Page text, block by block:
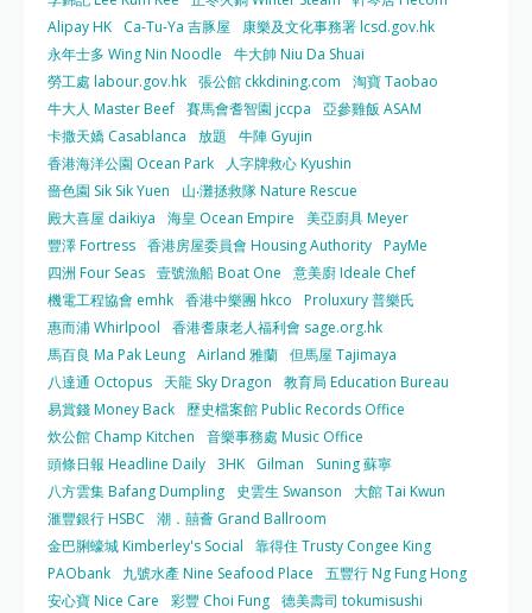
Alipay HK
Ca-Tu-Ya 吉豚屋
康樂及文化事務署 lcsd.gov.hk
永年士多 Wing Nin Noodle
牛大帥 Niu Da Shuai
勞工處 labour.gov.hk 張公館 ckkdining.com
淘寶 Taobao
牛大人 Master Beef 賽馬會耆智園 jccpa
亞參雞飯 ASAM
卡撒天嬌 Casablanca
放題
牛陣 Gyujin
香港海洋公園 Ocean Park
人字牌救心 Kyushin
嗇色園 Sik Sik Yuen
山‧灘拯救隊 Nature Rescue
殿大喜屋 daikiya
海皇 Ocean Empire
美亞廚具 Meyer
豐澤 Fortress 香港房屋委員會 Housing Authority PayMe
四洲 Four Seas 壹號漁船 Boat One
意美廚 Ideale Chef
機電工程協會 emhk 香港中樂團 hkco
Proluxury 普樂氏
惠而浦 Whirlpool
香港耆康老人福利會 sage.org.hk
馬百良 Ma Pak Leung Airland 雅蘭 但馬屋 Tajimaya
八達通 Octopus
天龍 Sky Dragon
教育局 Education Bureau
易賞錢 Money Back
歷史檔案館 Public Records Office
炊公館 Champ Kitchen
音樂事務處 Music Office
頭條日報 Headline Daily 3HK Gilman
Suning 蘇寧
八方雲集 Bafang Dumpling
史雲生 Swanson
大館 Tai Kwun
滙豐銀行 HSBC
潮．囍薈 Grand Ballroom
金巴脷蠔城 Kimberley's Social
靠得住 Trusty Congee King
PAObank
九號水產 Nine Seafood Place
五豐行 Ng Fung Hong
安心寶 Nice Care
彩豐 Choi Fung 德美壽司 tokumisushi